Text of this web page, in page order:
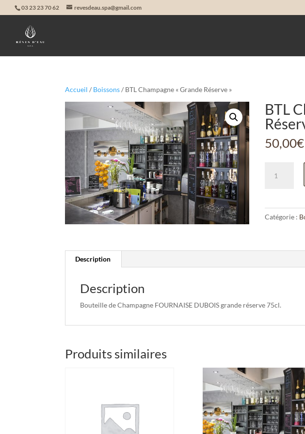
03 23 23 70 62 revesdeau.spa@gmail.com
Accueil / Boissons/ BTL Champagne « Grande Réserve »
BTL
50,00€
Réserve"
Catégorie :
Description
Description
Bouteille de Champagne FOURNAISE DUBOIS grande réserve 75cl.
Produits similaires